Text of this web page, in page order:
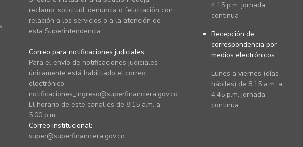
reclamo, solicitud, denuncia o felicitación con
relación a los servicios o a la atención de
esta Superintendencia.
Correo para notificaciones judiciales:
Para el envío de notificaciones judiciales
únicamente está habilitado el correo
electrónico
notificaciones_ingreso@superfinanciera.gov.co
El horario de este canal es de 8:15 a.m. a
5:00 p.m.
Correo institucional:
super@superfinanciera.gov.co
4:15 p.m. jornada
continua
Recepción de
correspondencia por
medios electrónicos:
Lunes a viernes (días
hábiles) de 8:15 a.m. a
4:45 p.m. jornada
continua